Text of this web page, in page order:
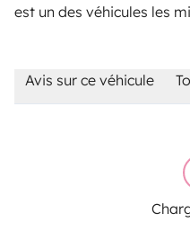
est un des véhicules les
Avis sur ce véhicule